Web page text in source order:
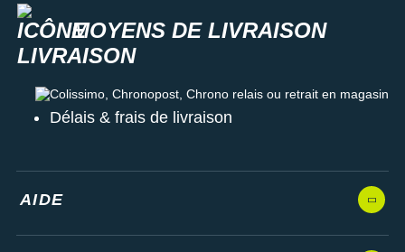
MOYENS DE LIVRAISON
Colissimo, Chronopost, Chrono relais ou retrait en magasin
Délais & frais de livraison
AIDE